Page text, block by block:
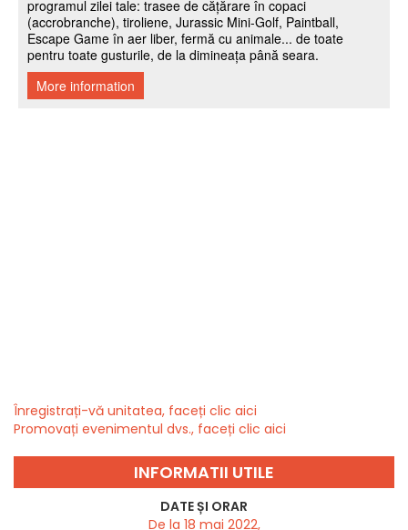
Înregistrați-vă unitatea, faceți clic aici
Promovați evenimentul dvs., faceți clic aici
INFORMATII UTILE
DATE ȘI ORAR
De la 18 mai 2022,